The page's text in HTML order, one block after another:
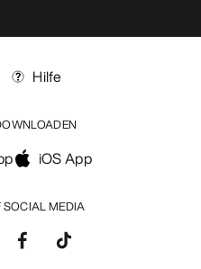
SOCIAL MEDIA
Hilfe
iOS App